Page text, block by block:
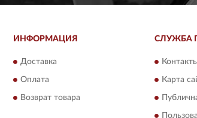
ИНФОРМАЦИЯ
Доставка
Оплата
Возврат товара
СЛУЖБА
Карта